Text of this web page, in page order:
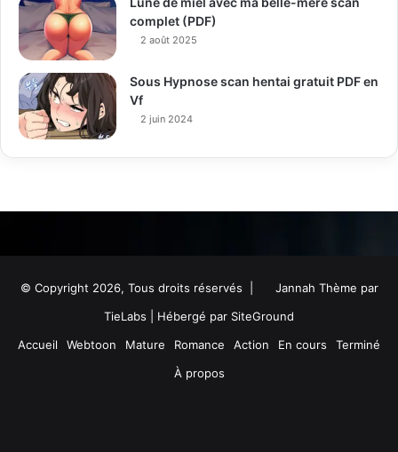
complet (PDF)
2 août 2025
Sous Hypnose scan hentai gratuit PDF en
Vf
2 juin 2024
© Copyright 2026, Tous droits réservés |
Jannah Thème par
TieLabs | Hébergé par SiteGround
Accueil
Webtoon Mature Romance Action En cours
Terminé
À propos